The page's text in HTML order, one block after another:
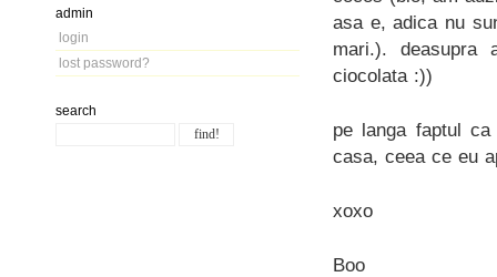
admin
login
lost password?
search
asa e, adica nu
mari.). deasupra
ciocolata :))
pe langa faptul
casa, ceea ce eu
xoxo
Boo